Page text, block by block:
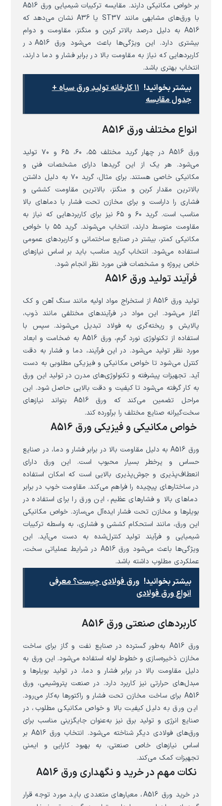
بر خواص مکانیکی دارند. مقایسه ترکیبات شیمیایی ورق A516
با ورق‌های مشابهی مانند ST37 یا A36 نشان می‌دهد که
A516 به دلیل درصد بالاتر کربن و منگنز، مقاومت و دوام
بیشتری دارد. این ویژگی‌ها باعث می‌شود ورق A516 در
کاربردهایی که نیاز به مقاومت بالا در برابر فشار و دما دارند،
انتخاب بهتری باشد.
بیشتر بخوانید!
۱۱ کارخانه تولید ورق سیاه +
جدول مقایسه
انواع مختلف ورق A516
ورق A516 در چهار گرید مختلف ۵۵، ۶۰، ۶۵ و ۷۰ تولید
می‌شود. هر یک از این گریدها دارای مشخصات فنی و
مکانیکی خاصی هستند. برای مثال، گرید ۷۰ به دلیل داشتن
بالاترین مقدار کربن و منگنز، بالاترین مقاومت کششی و
فشاری را داراست و برای مخازن تحت فشار با دماهای بالا
مناسب است. گرید ۶۰ و ۶۵ نیز برای کاربردهایی که نیاز به
مقاومت متوسط دارند، انتخاب می‌شوند. گرید ۵۵ با خواص
مکانیکی کمتر، بیشتر در صنایع ساختمانی و کاربردهای عمومی
استفاده می‌شود. انتخاب گرید مناسب باید بر اساس نیازهای
خاص پروژه و مشخصات فنی مورد نظر انجام شود.
فرآیند تولید ورق A516
تولید ورق A516 از استخراج مواد اولیه مانند سنگ آهن و کک
آغاز می‌شود. این مواد در فرآیندهای مختلفی مانند ذوب،
پالایش و ریخته‌گری به فولاد تبدیل می‌شوند. سپس با
استفاده از تکنولوژی نورد گرم، ورق A516 به ضخامت و ابعاد
مورد نظر تولید می‌شود. در این فرآیند، دما و فشار به دقت
کنترل می‌شود تا خواص مکانیکی و فیزیکی مطلوبی به دست
آید. تجهیزات پیشرفته و تکنولوژی‌های مدرن در تولید این ورق
به کار گرفته می‌شود تا کیفیت و دقت بالایی حاصل شود. این
مراحل تضمین می‌کند که ورق A516 بتواند نیازهای
سخت‌گیرانه صنایع مختلف را برآورده کند.
خواص مکانیکی و فیزیکی ورق A516
ورق A516 به دلیل مقاومت بالا در برابر فشار و دما، در صنایع
حساس و پرخطر بسیار محبوب است. این ورق دارای
انعطاف‌پذیری و جوش‌پذیری بالایی است که امکان استفاده
در ساختارهای پیچیده را فراهم می‌کند. مقاومت خوب در برابر
دماهای بالا و فشارهای عظیم، این ورق را برای استفاده در
بویلرها و مخازن تحت فشار ایده‌آل می‌سازد. خواص مکانیکی
این ورق، مانند استحکام کششی و فشاری، به واسطه ترکیبات
شیمیایی و فرآیند تولید کنترل‌شده به دست می‌آید. این
ویژگی‌ها باعث می‌شود ورق A516 در شرایط عملیاتی سخت،
عملکردی مطلوب داشته باشد.
بیشتر بخوانید! ورق فولادی چیست؟ معرفی
انواع ورق فولادی
کاربردهای صنعتی ورق A516
ورق A516 به‌طور گسترده در صنایع نفت و گاز برای ساخت
مخازن ذخیره‌سازی و خطوط لوله استفاده می‌شود. این ورق به
دلیل مقاومت بالا در برابر فشار و دما، در تولید بویلرها و
مبدل‌های حرارتی نیز کاربرد دارد. در صنعت پتروشیمی، ورق
A516 برای ساخت مخازن تحت فشار و راکتورها به‌کار می‌رود.
این ورق به دلیل کیفیت بالا و خواص مکانیکی مطلوب، در
صنایع انرژی و تولید برق نیز به‌عنوان جایگزینی مناسب برای
ورق‌های فولادی دیگر شناخته می‌شود. انتخاب ورق A516 بر
اساس نیازهای خاص صنعتی، به بهبود کارایی و ایمنی
تجهیزات کمک می‌کند.
نکات مهم در خرید و نگهداری ورق A516
در خرید ورق A516، معیارهای متعددی باید مورد توجه قرار